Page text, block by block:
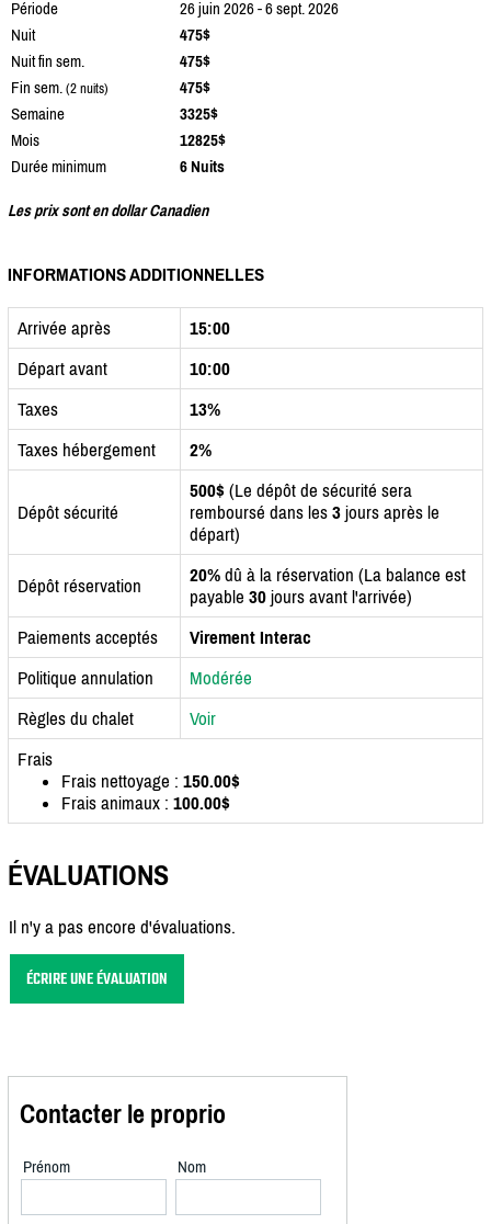
Période
26 juin 2026 - 6 sept. 2026
Nuit
475$
Nuit fin sem.
475$
Fin sem. (2 nuits)
475$
Semaine
3325$
Mois
12825$
Durée minimum
6 Nuits
Les prix sont en dollar Canadien
INFORMATIONS ADDITIONNELLES
Arrivée après
15:00
Départ avant
10:00
Taxes
13%
Taxes hébergement
2%
Dépôt sécurité
500$ (Le dépôt de sécurité sera
remboursé dans les 3 jours après le
départ)
Dépôt réservation 20% dû à la réservation (La balance est
payable 30 jours avant l'arrivée)
Paiements acceptés
Virement Interac
Politique annulation
Modérée
Règles du chalet
Voir
Frais
Frais nettoyage : 150.00$
Frais animaux : 100.00$
ÉVALUATIONS
Il n'y a pas encore d'évaluations.
ÉCRIRE UNE ÉVALUATION
Contacter le proprio
Prénom Nom